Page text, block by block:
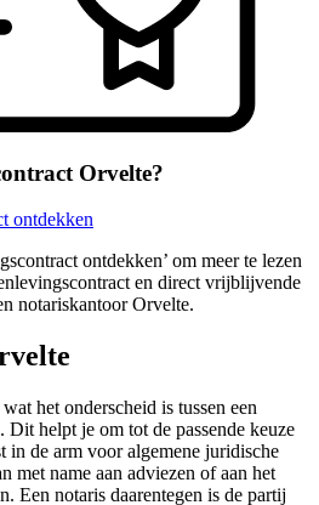
Orvelte?
ontdekken
ontdekken’ om meer te lezen
en direct vrijblijvende
notariskantoor Orvelte.
het onderscheid is tussen een
Dit helpt je om tot de passende keuze
in de arm voor algemene juridische
met name aan adviezen of aan het
Een notaris daarentegen is de partij